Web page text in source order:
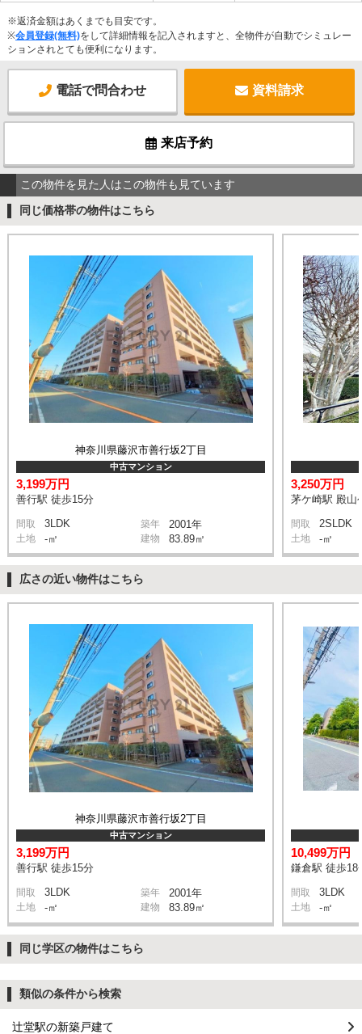
※返済金額はあくまでも目安です。
※会員登録(無料)をして詳細情報を記入されますと、全物件が自動でシミュレー
ションされとても便利になります。
電話で問合わせ 資料請求
来店予約
この物件を見た人はこの物件も見ています
同じ価格帯の物件はこちら
神奈川県藤沢市善行坂2丁目
中古マンション
3,199万円
善行駅 徒歩15分
間取 3LDK 築年 2001年
土地 -㎡ 建物 83.89㎡
3,250万円
茅ケ崎駅 殿山
間取 2SLDK
土地 -㎡
広さの近い物件はこちら
神奈川県藤沢市善行坂2丁目
中古マンション
3,199万円
善行駅 徒歩15分
間取 3LDK 築年 2001年
土地 -㎡ 建物 83.89㎡
10,499万円
鎌倉駅 徒歩18
間取 3LDK
土地 -㎡
同じ学区の物件はこちら
類似の条件から検索
辻堂駅の新築戸建て